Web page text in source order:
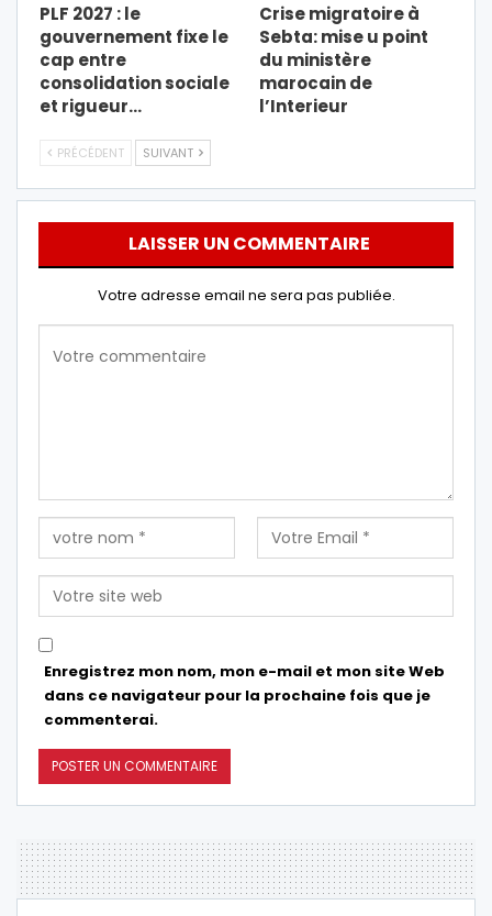
PLF 2027 : le
gouvernement fixe le
cap entre
consolidation sociale
et rigueur…
Crise migratoire à
Sebta: mise u point
du ministère
marocain de
l’Interieur
PRÉCÉDENT SUIVANT
LAISSER UN COMMENTAIRE
Votre adresse email ne sera pas publiée.
Enregistrez mon nom, mon e-mail et mon site Web
dans ce navigateur pour la prochaine fois que je
commenterai.